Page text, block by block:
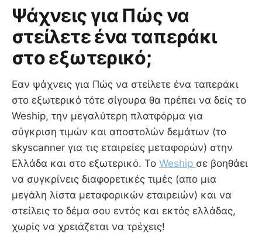
Ψάχνεις για Πώς να
στείλετε ένα ταπεράκι
στο εξωτερικό;
Εαν ψάχνεις για Πώς να στείλετε ένα ταπεράκι
στο εξωτερικό τότε σίγουρα θα πρέπει να δείς το
Weship, την μεγαλύτερη πλατφόρμα για
σύγκριση τιμών και αποστολών δεμάτων (το
skyscanner για τις εταιρείες μεταφορών) στην
Ελλάδα και στο εξωτερικό. Το Weship σε βοηθάει
να συγκρίνεις διαφορετικές τιμές (απο μια
μεγάλη λίστα μεταφορικών εταιρειών) και να
στείλεις το δέμα σου εντός και εκτός ελλάδας,
χωρίς να χρειάζεται να τρέχεις!